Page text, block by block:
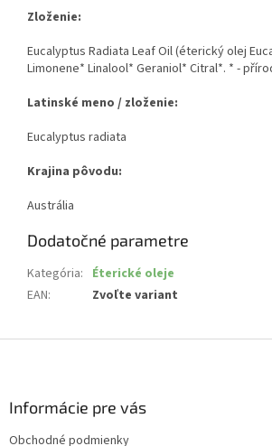
Zloženie:
Eucalyptus Radiata Leaf Oil (éterický olej
Limonene* Linalool* Geraniol* Citral*. * -
Latinské meno / zloženie:
Eucalyptus radiata
Krajina pôvodu:
Austrália
Dodatočné parametre
Kategória: Éterické oleje
EAN: Zvoľte variant
Informácie pre vás
Obchodné podmienky